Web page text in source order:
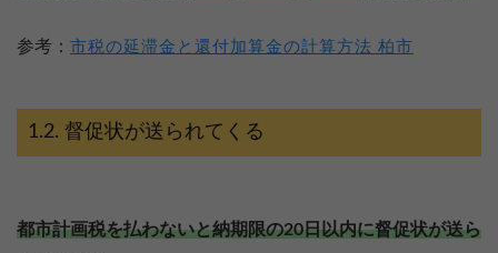
参考： 市税の延滞金と還付加算金の計算方法 柏市
督促状が送られてくる
都市計画税を払わないと納期限の20日以内に督促状が送ら